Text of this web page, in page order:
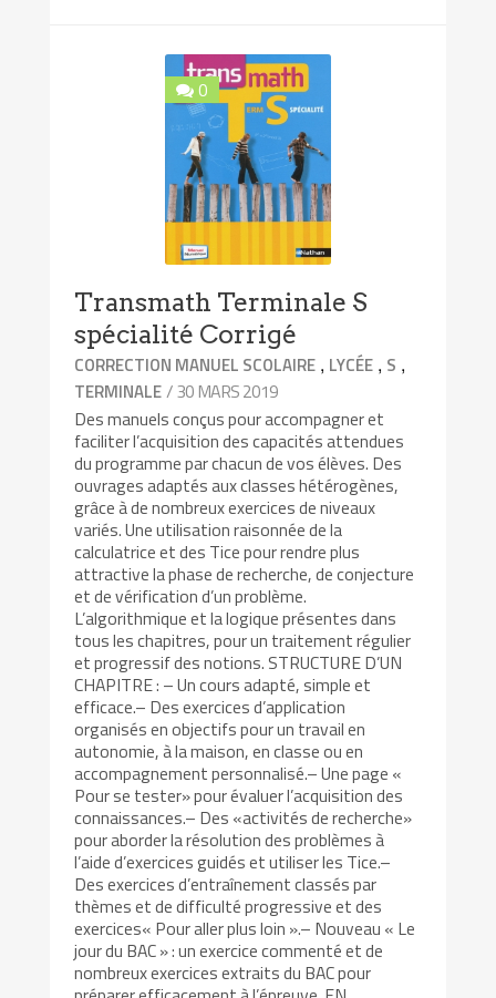
0
Transmath Terminale S
spécialité Corrigé
CORRECTION MANUEL SCOLAIRE , LYCÉE , S ,
TERMINALE/ 30 MARS 2019
Des manuels conçus pour accompagner et
faciliter l’acquisition des capacités attendues
du programme par chacun de vos élèves. Des
ouvrages adaptés aux classes hétérogènes,
grâce à de nombreux exercices de niveaux
variés. Une utilisation raisonnée de la
calculatrice et des Tice pour rendre plus
attractive la phase de recherche, de conjecture
et de vérification d’un problème.
L’algorithmique et la logique présentes dans
tous les chapitres, pour un traitement régulier
et progressif des notions. STRUCTURE D’UN
CHAPITRE : – Un cours adapté, simple et
efficace.– Des exercices d’application
organisés en objectifs pour un travail en
autonomie, à la maison, en classe ou en
accompagnement personnalisé.– Une page «
Pour se tester» pour évaluer l’acquisition des
connaissances.– Des «activités de recherche»
pour aborder la résolution des problèmes à
l’aide d’exercices guidés et utiliser les Tice.–
Des exercices d’entraînement classés par
thèmes et de difficulté progressive et des
exercices« Pour aller plus loin ».– Nouveau « Le
jour du BAC » : un exercice commenté et de
nombreux exercices extraits du BAC pour